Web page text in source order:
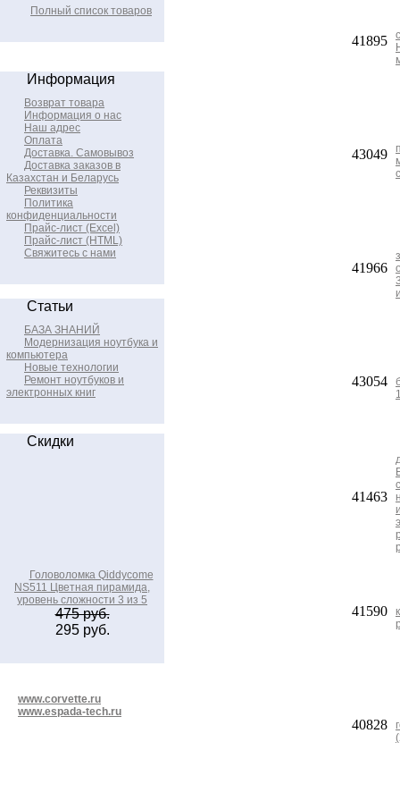
Полный список товаров
Информация
Возврат товара
Информация о нас
Наш адрес
Оплата
Доставка. Самовывоз
Доставка заказов в
Казахстан и Беларусь
Реквизиты
Политика
конфиденциальности
Прайс-лист (Excel)
Прайс-лист (HTML)
Свяжитесь с нами
Статьи
БАЗА ЗНАНИЙ
Модернизация ноутбука и
компьютера
Новые технологии
Ремонт ноутбуков и
электронных книг
Скидки
Головоломка Qiddycome
NS511 Цветная пирамида,
уровень сложности 3 из 5
475 руб.
295 руб.
www.corvette.ru
www.espada-tech.ru
41895
43049
41966
43054
41463
41590
40828